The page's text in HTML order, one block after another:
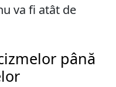
va fi atât de
până